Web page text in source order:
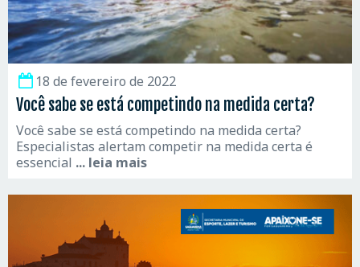
18 de fevereiro de 2022
Você sabe se está competindo na medida certa?
Você sabe se está competindo na medida certa?
Especialistas alertam competir na medida certa é
essencial ... leia mais